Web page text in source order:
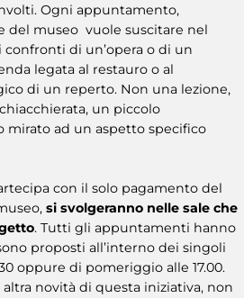
Ogni appuntamento,
del museo vuole suscitare nel
di un’opera o di un
legata al restauro o al
di un reperto. Non una lezione,
un piccolo
ad un aspetto specifico
con il solo pagamento del
si svolgeranno nelle sale che
. Tutti gli appuntamenti hanno
proposti all’interno dei singoli
oppure di pomeriggio alle 17.00.
novità di questa iniziativa, non